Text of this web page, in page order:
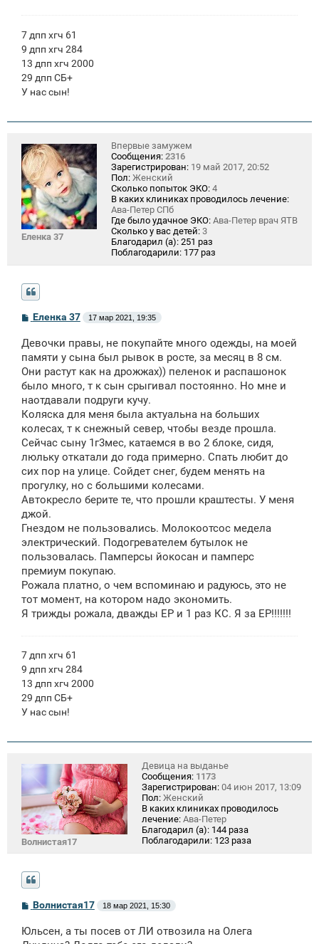
7 дпп хгч 61
9 дпп хгч 284
13 дпп хгч 2000
29 дпп СБ+
У нас сын!
Еленка 37
Впервые замужем
Сообщения: 2316
Зарегистрирован: 19 май 2017, 20:52
Пол: Женский
Сколько попыток ЭКО: 4
В каких клиниках проводилось лечение:
Ава-Петер СПб
Где было удачное ЭКО: Ава-Петер врач ЯТВ
Сколько у вас детей: 3
Благодарил (а): 251 раз
Поблагодарили: 177 раз
С
о
б
щ
н
и
Еленка 37 17 мар 2021, 19:35
Девочки правы, не покупайте много одежды, на моей
памяти у сына был рывок в росте, за месяц в 8 см.
Они растут как на дрожжах)) пеленок и распашонок
было много, т к сын срыгивал постоянно. Но мне и
наотдавали подруги кучу.
Коляска для меня была актуальна на больших
колесах, т к снежный север, чтобы везде прошла.
Сейчас сыну 1г3мес, катаемся в во 2 блоке, сидя,
люльку откатали до года примерно. Спать любит до
сих пор на улице. Сойдет снег, будем менять на
прогулку, но с большими колесами.
Автокресло берите те, что прошли краштесты. У меня
джой.
Гнездом не пользовались. Молокоотсос медела
электрический. Подогревателем бутылок не
пользовалась. Памперсы йокосан и памперс
премиум покупаю.
Рожала платно, о чем вспоминаю и радуюсь, это не
тот момент, на котором надо экономить.
Я трижды рожала, дважды ЕР и 1 раз КС. Я за ЕР!!!!!!!
7 дпп хгч 61
9 дпп хгч 284
13 дпп хгч 2000
29 дпп СБ+
У нас сын!
Волнистая17
Девица на выданье
Сообщения: 1173
Зарегистрирован: 04 июн 2017, 13:09
Пол: Женский
В каких клиниках проводилось
лечение: Ава-Петер
Благодарил (а): 144 раза
Поблагодарили: 123 раза
С
б
Волнистая17 18 мар 2021, 15:30
Юльсен, а ты посев от ЛИ отвозила на Олега